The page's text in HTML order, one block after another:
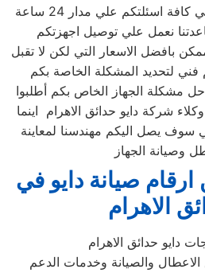
وفريق مخصص للرد علي كافة اسئلتكم علي مدار 24 ساعة
نعمل علي توصيل اجهزتكم
بافضل الاسعار التي لكن لا تقبل
فني لتحديد المشكلة الخاصة بكم
مشكلة الجهاز الخاص بكم أطلبوا
شركة دايو حدائق الاهرام اينما
يصل اليكم مهندسنا لمعاينة
صيانة دايو في
الاهرام
دايو حدائق الاهرام
والصيانة وخدمات الدعم